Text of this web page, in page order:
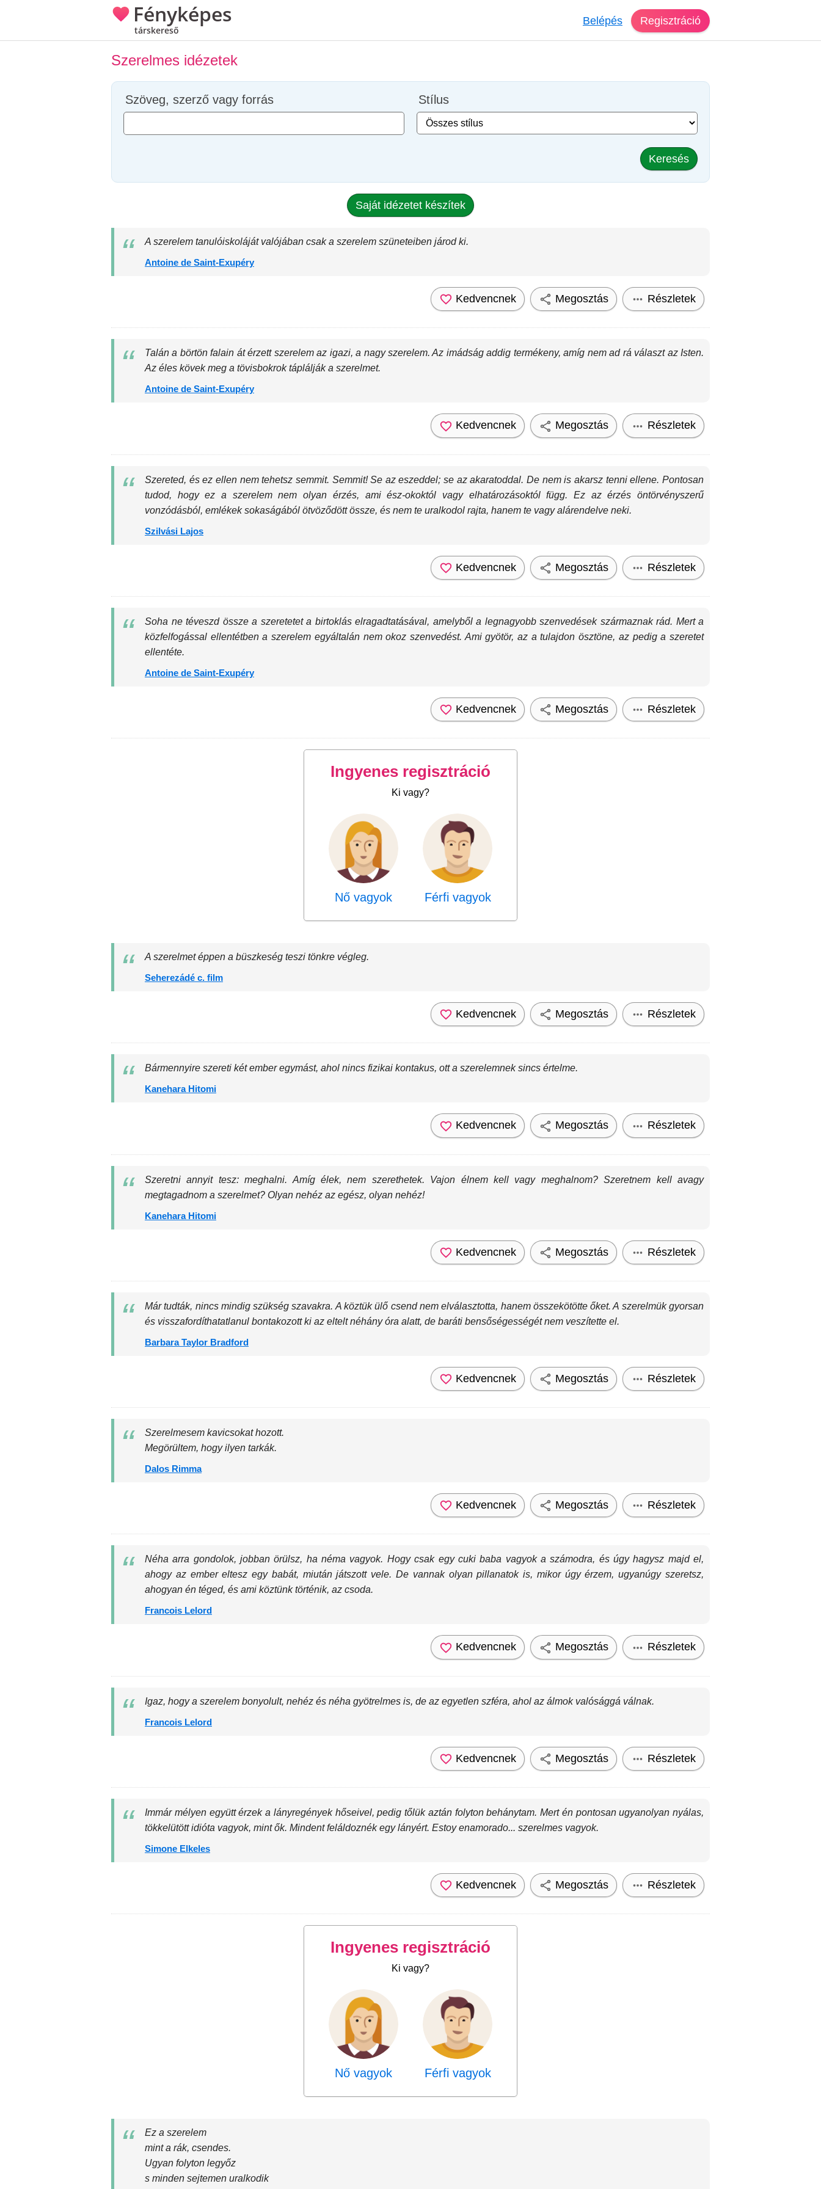
Fényképes
társkereső
Belépés Regisztráció
Szerelmes idézetek
Szöveg, szerző vagy forrás Stílus
Keresés
Saját idézetet készítek
A szerelem tanulóiskoláját valójában csak a szerelem szüneteiben járod ki.
Antoine de Saint-Exupéry
Kedvencnek Megosztás Részletek
Talán a börtön falain át érzett szerelem az igazi, a nagy szerelem. Az imádság addig termékeny, amíg nem ad rá választ az Isten.
Az éles kövek meg a tövisbokrok táplálják a szerelmet.
Antoine de Saint-Exupéry
Kedvencnek Megosztás Részletek
Szereted, és ez ellen nem tehetsz semmit. Semmit! Se az eszeddel; se az akaratoddal. De nem is akarsz tenni ellene. Pontosan
tudod, hogy ez a szerelem nem olyan érzés, ami ész-okoktól vagy elhatározásoktól függ. Ez az érzés öntörvényszerű
vonzódásból, emlékek sokaságából ötvöződött össze, és nem te uralkodol rajta, hanem te vagy alárendelve neki.
Szilvási Lajos
Kedvencnek Megosztás Részletek
Soha ne téveszd össze a szeretetet a birtoklás elragadtatásával, amelyből a legnagyobb szenvedések származnak rád. Mert a
közfelfogással ellentétben a szerelem egyáltalán nem okoz szenvedést. Ami gyötör, az a tulajdon ösztöne, az pedig a szeretet
ellentéte.
Antoine de Saint-Exupéry
Kedvencnek Megosztás Részletek
Ingyenes regisztráció
Ki vagy?
Nő vagyok Férfi vagyok
A szerelmet éppen a büszkeség teszi tönkre végleg.
Seherezádé c. film
Kedvencnek Megosztás Részletek
Bármennyire szereti két ember egymást, ahol nincs fizikai kontakus, ott a szerelemnek sincs értelme.
Kanehara Hitomi
Kedvencnek Megosztás Részletek
Szeretni annyit tesz: meghalni. Amíg élek, nem szerethetek. Vajon élnem kell vagy meghalnom? Szeretnem kell avagy
megtagadnom a szerelmet? Olyan nehéz az egész, olyan nehéz!
Kanehara Hitomi
Kedvencnek Megosztás Részletek
Már tudták, nincs mindig szükség szavakra. A köztük ülő csend nem elválasztotta, hanem összekötötte őket. A szerelmük gyorsan
és visszafordíthatatlanul bontakozott ki az eltelt néhány óra alatt, de baráti bensőségességét nem veszítette el.
Barbara Taylor Bradford
Kedvencnek Megosztás Részletek
Szerelmesem kavicsokat hozott.
Megörültem, hogy ilyen tarkák.
Dalos Rimma
Kedvencnek Megosztás Részletek
Néha arra gondolok, jobban örülsz, ha néma vagyok. Hogy csak egy cuki baba vagyok a számodra, és úgy hagysz majd el,
ahogy az ember eltesz egy babát, miután játszott vele. De vannak olyan pillanatok is, mikor úgy érzem, ugyanúgy szeretsz,
ahogyan én téged, és ami köztünk történik, az csoda.
Francois Lelord
Kedvencnek Megosztás Részletek
Igaz, hogy a szerelem bonyolult, nehéz és néha gyötrelmes is, de az egyetlen szféra, ahol az álmok valósággá válnak.
Francois Lelord
Kedvencnek Megosztás Részletek
Immár mélyen együtt érzek a lányregények hőseivel, pedig tőlük aztán folyton behánytam. Mert én pontosan ugyanolyan nyálas,
tökkelütött idióta vagyok, mint ők. Mindent feláldoznék egy lányért. Estoy enamorado... szerelmes vagyok.
Simone Elkeles
Kedvencnek Megosztás Részletek
Ingyenes regisztráció
Ki vagy?
Nő vagyok Férfi vagyok
Ez a szerelem
mint a rák, csendes.
Ugyan folyton legyőz
s minden sejtemen uralkodik